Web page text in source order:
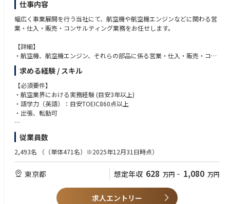
・2024年5月発表の中期経営計画では、収益力強化、投資促進、商社機能
強化、経営基盤強化を基本方針とし、連結経常利益145億円、ROE10.0%
以上、ROIC6.5%、自己資本比率21%以上を2026年度目標としています。
・2024〜2026年に230億円（DX&IT関連30億円）を投資予定
仕事内容
幅広く事業展開を行う当社にて、航空機や航空機エンジンなどに関わる営
業・仕入・販売・コンサルティング業務をお任せします。
【詳細】
・航空機、航空機エンジン、それらの部品に係る営業・仕入・販売・コン
サルティング業務
・航空関連商材における海外企業の本邦内代理店業務
・当部門におけるビジネスの新規開拓・企画・立案
求める経験 / スキル
【必須要件】
・航空業界における実務経験 (目安3年以上)
・語学力（英語）：目安TOEIC860点以上
・出張、転勤可
【歓迎要件】
・航空機の売却若しくはリース返却対応の実務経験
・航空機リース業界での実務経験、または航空機リースに関わる業務経験
・財務会計に関する知識
・法務(契約面)知識
従業員数
2,493名 （（単体471名）※2025年12月31日時点）
東京都 想定年収 628 万円 ~ 1,080 万円
求人エントリー